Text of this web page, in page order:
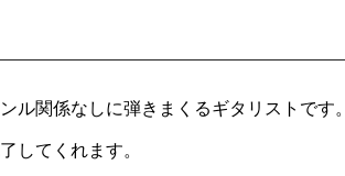
ル関係なしに弾きまくるギタリストです。
してくれます。